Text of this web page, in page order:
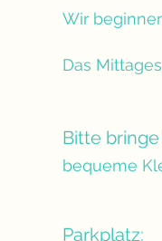
Wir
Das
Bitte
bequeme
Parkplatz: